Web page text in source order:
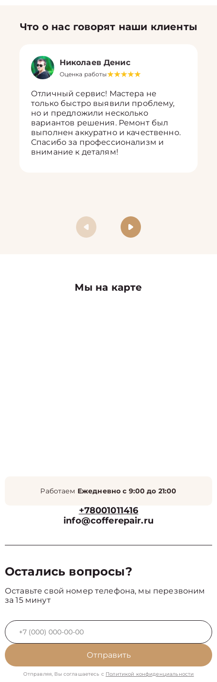
Что о нас говорят наши клиенты
Николаев Денис
Оценка работы
Отличный сервис! Мастера не
только быстро выявили проблему,
но и предложили несколько
вариантов решения. Ремонт был
выполнен аккуратно и качественно.
Спасибо за профессионализм и
внимание к деталям!
Мы на карте
Работаем Ежедневно с 9:00 до 21:00
+78001011416
info@cofferepair.ru
Остались вопросы?
Оставьте свой номер телефона, мы перезвоним
за 15 минут
Отправить
Отправляя, Вы соглашаетесь с Политикой конфиденциальности